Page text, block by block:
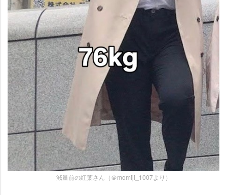
減量前の紅葉さん（＠momiji_1007より）